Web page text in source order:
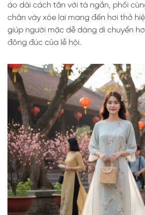
áo dài cách tân với tà ngắn, phối
chân váy xòe lại mang đến hơi thở
giúp người mặc dễ dàng di chuyển
đông đúc của lễ hội.